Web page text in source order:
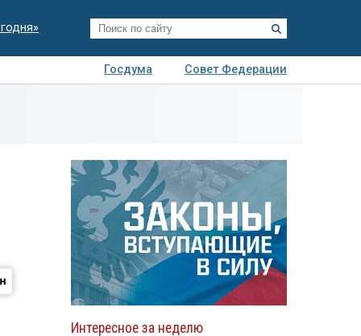
Госдума
Совет Федерации
Интересное за неделю